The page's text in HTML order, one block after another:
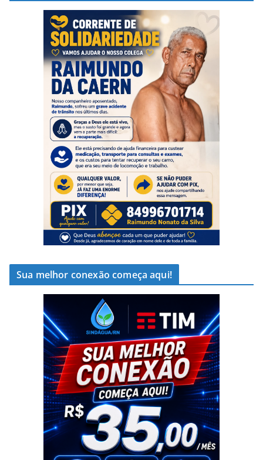
Sua melhor conexão começa aqui!